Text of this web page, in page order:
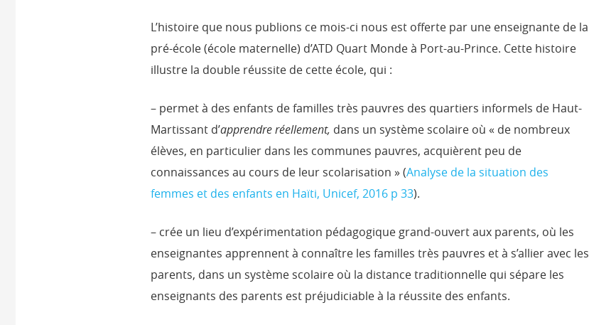
L’histoire que nous publions ce mois-ci nous est offerte par une enseignante de la
pré-école (école maternelle) d’ATD Quart Monde à Port-au-Prince. Cette histoire
illustre la double réussite de cette école, qui :
– permet à des enfants de familles très pauvres des quartiers informels de Haut-
Martissant d’apprendreréellement, dans un système scolaire où « de nombreux
élèves, en particulier dans les communes pauvres, acquièrent peu de
connaissances au cours de leur scolarisation » (Analyse de la situation des
femmes et des enfants en Haïti, Unicef, 2016 p 33).
– crée un lieu d’expérimentation pédagogique grand-ouvert aux parents, où les
enseignantes apprennent à connaître les familles très pauvres et à s’allier avec les
parents, dans un système scolaire où la distance traditionnelle qui sépare les
enseignants des parents est préjudiciable à la réussite des enfants.